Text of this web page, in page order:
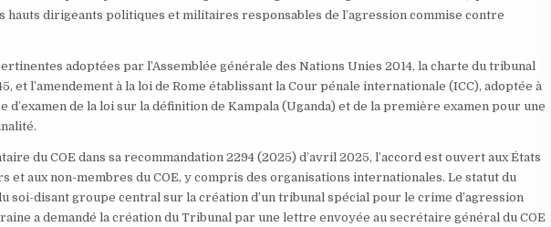
dirigeants politiques et militaires responsables de l’agression commise contre
adoptées par l’Assemblée générale des Nations Unies 2014, la charte du tribunal
et l’amendement à la loi de Rome établissant la Cour pénale internationale (ICC), adoptée à
d’examen de la loi sur la définition de Kampala (Uganda) et de la première examen pour une
du COE dans sa recommandation 2294 (2025) d’avril 2025, l’accord est ouvert aux États
et aux non-membres du COE, y compris des organisations internationales. Le statut du
soi-disant groupe central sur la création d’un tribunal spécial pour le crime d’agression
a demandé la création du Tribunal par une lettre envoyée au secrétaire général du COE